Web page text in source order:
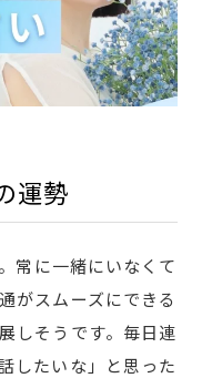
運勢
常に一緒にいなくて
がスムーズにできる
しそうです。毎日連
したいな」と思った